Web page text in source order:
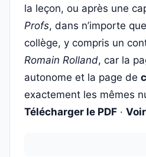
la leçon, ou après une
Profs, dans n’importe
collège, y compris un
Romain Rolland, car la
autonome et la page de
exactement les mêmes
Télécharger le PDF ·